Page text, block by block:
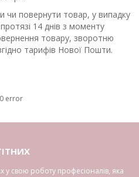
повернути товар, у випадку
14 днів з моменту
товару, зворотню
тарифів Нової Пошти.
error
свою роботу професіоналів, яка